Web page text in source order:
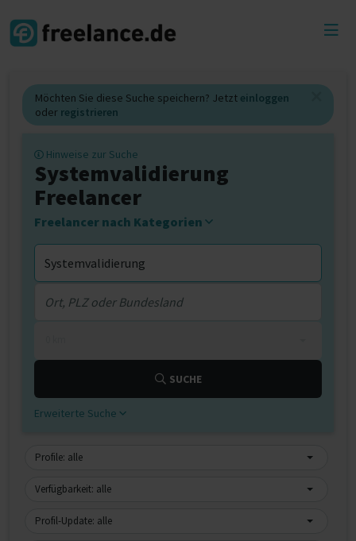
Möchten Sie diese Suche speichern? Jetzt einloggen
oder registrieren
Hinweise zur Suche
Systemvalidierung
Freelancer
Freelancer nach Kategorien
SUCHE
Erweiterte Suche
Profile: alle
Verfügbarkeit: alle
Profil-Update: alle